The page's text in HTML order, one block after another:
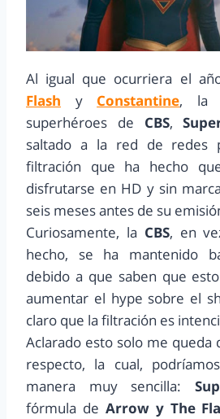
Al igual que ocurriera el
Flash y Constantine, la
superhéroes de CBS,
saltado a la red de redes
filtración que ha hecho
disfrutarse en HD y sin
seis meses antes de su
Curiosamente, la CBS, en
hecho, se ha mantenido
debido a que saben que
aumentar el hype sobre el
claro que la filtración es
Aclarado esto solo me queda
respecto, la cual,
manera muy sencilla:
fórmula de Arrow y The